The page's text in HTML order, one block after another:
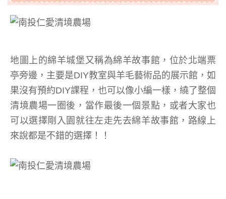
地圖上的綿羊城堡又稱為綿羊故事館，位於北端票
亭旁邊，主要是DIY教室與羊毛藝術品的展示館，如
果沒有預約DIY課程，也可以像小編一樣，繞了整個
清境農場一圈後，當作最後一個景點，或者大家也
可以選擇剛入園就往左走先去綿羊故事館，路線上
來說都是不錯的選擇！！